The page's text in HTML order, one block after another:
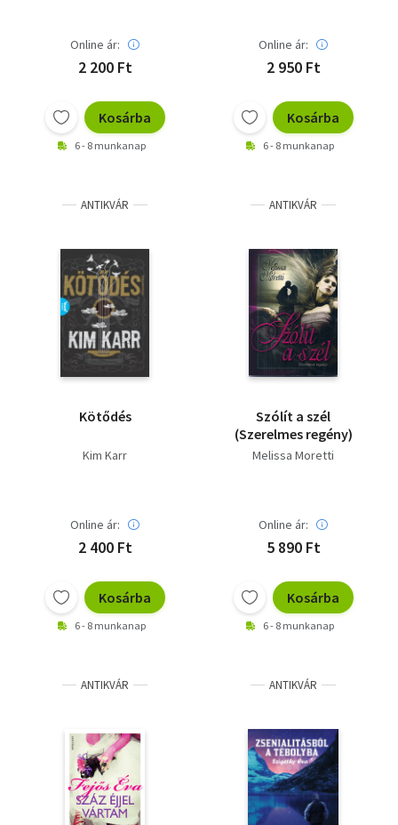
Online ár:
2 200 Ft
Kosárba
6 - 8 munkanap
Online ár:
2 950 Ft
Kosárba
6 - 8 munkanap
ANTIKVÁR
Kötődés
Kim Karr
Online ár:
2 400 Ft
Kosárba
6 - 8 munkanap
ANTIKVÁR
Szólít a szél
(Szerelmes regény)
Melissa Moretti
Online ár:
5 890 Ft
Kosárba
6 - 8 munkanap
ANTIKVÁR ANTIKVÁR